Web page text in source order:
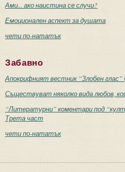
Ами... ако наистина се случи?
Емоционален аспект за душата
чети по-нататък
Забавно
Апокрифният вестник “Злобен глас”
Съществуват няколко вида любов,
“Литературни” коментари под
Трета част
чети по-нататък